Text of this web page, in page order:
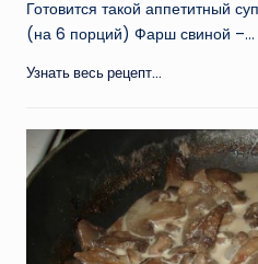
Готовится такой аппетитный
(на 6 порций) Фарш свиной –…
Узнать весь рецепт...